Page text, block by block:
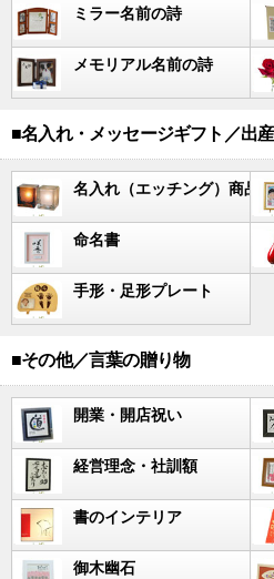
ミラー名前の詩
メモリアル名前の詩
■名入れ・メッセージギフト／出
名入れ（エッチング）商品
命名書
手形・足形プレート
■その他／言葉の贈り物
開業・開店祝い
経営理念・社訓額
書のインテリア
御木幽石